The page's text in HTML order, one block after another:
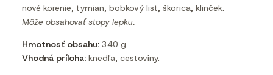
nové korenie, tymian, bobkový list, škorica, klinček.
Môže obsahovať stopy lepku.
Hmotnosť obsahu: 340 g.
Vhodná príloha: knedľa, cestoviny.